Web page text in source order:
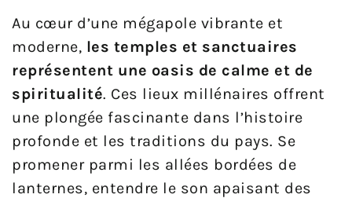
Au cœur d’une mégapole vibrante et
moderne, les temples et sanctuaires
représentent une oasis de calme et de
spiritualité. Ces lieux millénaires offrent
une plongée fascinante dans l’histoire
profonde et les traditions du pays. Se
promener parmi les allées bordées de
lanternes, entendre le son apaisant des